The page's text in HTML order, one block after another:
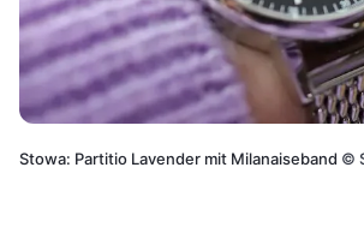
Stowa: Partitio Lavender mit Milanaiseband ©